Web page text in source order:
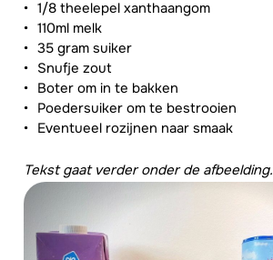
1/8 theelepel xanthaangom
110ml melk
35 gram suiker
Snufje zout
Boter om in te bakken
Poedersuiker om te bestrooien
Eventueel rozijnen naar smaak
Tekst gaat verder onder de afbeelding.